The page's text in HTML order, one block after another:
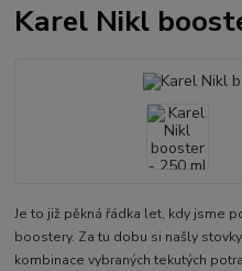
Karel Nikl
Je to již pěkná řádka let, kdy jsme
boostery. Za tu dobu si našly
kombinace vybraných tekutých